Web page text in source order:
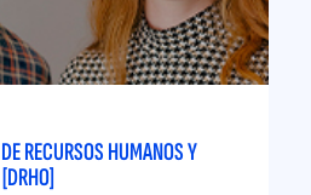
RECURSOS HUMANOS Y